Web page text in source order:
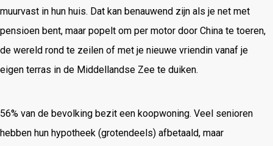
muurvast in hun huis. Dat kan benauwend zijn als je net met
pensioen bent, maar popelt om per motor door China te toeren,
de wereld rond te zeilen of met je nieuwe vriendin vanaf je
eigen terras in de Middellandse Zee te duiken.
56% van de bevolking bezit een koopwoning. Veel senioren
hebben hun hypotheek (grotendeels) afbetaald, maar